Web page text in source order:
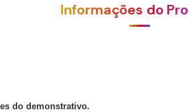
Informações do
do demonstrativo.